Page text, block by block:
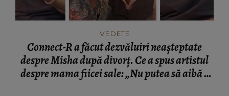
VEDETE
Connect-R a făcut dezvăluiri neașteptate
despre Misha după divorț. Ce a spus artistul
despre mama fiicei sale: „Nu putea să aibă o